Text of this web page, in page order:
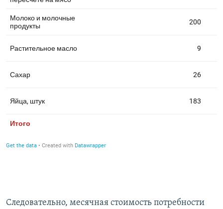
Следовательно, месячная стоимость потребности